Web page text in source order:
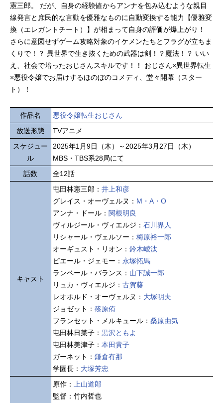
憲三郎。 だが、自身の経験値からアンナを包み込むような親目
線発言と庶民的な言動を優雅なものに自動変換する能力【優雅変
換（エレガントチート）】が相まって自身の評価が爆上がり！
さらに意図せずゲーム攻略対象のイケメンたちとフラグが立ちま
くりで！？ 異世界で生き抜くための武器は剣！？魔法！？ いい
え、社会で培ったおじさんスキルです！！ おじさん×異世界転生
×悪役令嬢でお届けするほのぼのコメディ、堂々開幕（スター
ト）！
作品名
悪役令嬢転生おじさん
放送形態
TVアニメ
スケジュー
ル
2025年1月9日（木）～2025年3月27日（木）
MBS・TBS系28局にて
話数
全12話
キャスト
屯田林憲三郎： 井上和彦
グレイス・オーヴェルヌ： M・A・O
アンナ・ドール： 関根明良
ヴィルジール・ヴィエルジ： 石川界人
リシャール・ヴェルソー： 梅原裕一郎
オーギュスト・リオン： 鈴木崚汰
ピエール・ジェモー： 永塚拓馬
ランベール・バランス： 山下誠一郎
リュカ・ヴィエルジ： 古賀葵
レオポルド・オーヴェルヌ： 大塚明夫
ジョゼット： 篠原侑
フランセット・メルキュール： 桑原由気
屯田林日菜子： 黒沢ともよ
屯田林美津子： 本田貴子
ガーネット： 鎌倉有那
学園長： 大塚芳忠
原作：
上山道郎
監督：竹内哲也